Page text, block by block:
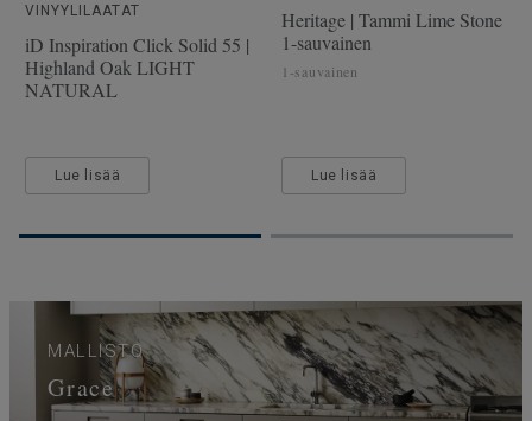
VINYYLILAATAT
iD Inspiration Click Solid 55 |
Highland Oak LIGHT
NATURAL
Lue lisää
Heritage | Tammi Lime Stone
1-sauvainen
1-sauvainen
Lue lisää
MALLISTO
Grace